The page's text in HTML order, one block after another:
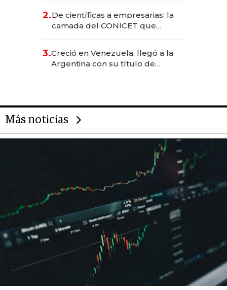
2.De científicas a empresarias: la
camada del CONICET que
3.Creció en Venezuela, llegó a la
Argentina con su título de
Más noticias